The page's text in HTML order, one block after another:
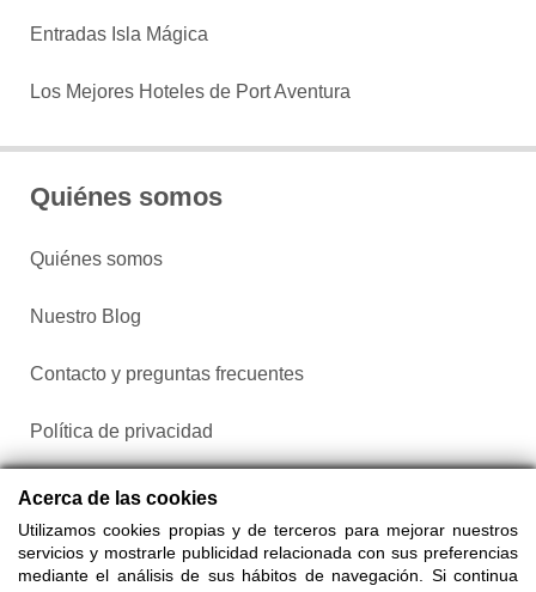
Entradas Isla Mágica
Los Mejores Hoteles de Port Aventura
Quiénes somos
Quiénes somos
Nuestro Blog
Contacto y preguntas frecuentes
Política de privacidad
Configurar cookies
Acerca de las cookies
Utilizamos cookies propias y de terceros para mejorar nuestros
servicios y mostrarle publicidad relacionada con sus preferencias
mediante el análisis de sus hábitos de navegación. Si continua